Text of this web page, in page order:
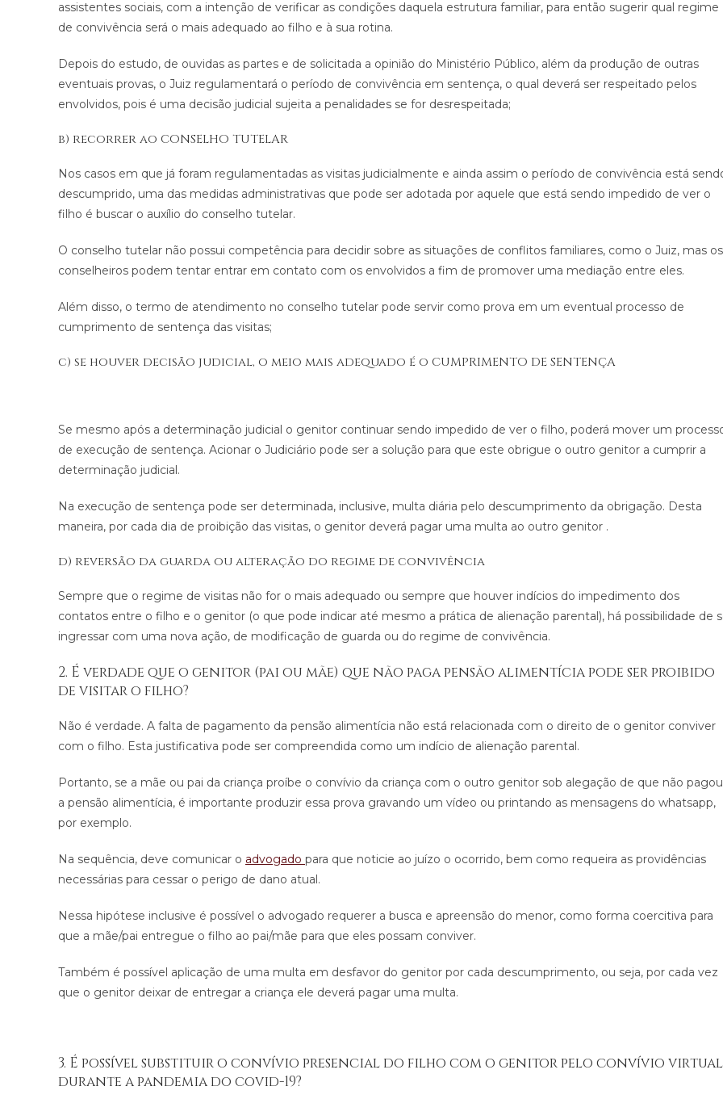
assistentes sociais, com a intenção de verificar as condições daquela estrutura familiar, para então sugerir qual regime
de convivência será o mais adequado ao filho e à sua rotina.
Depois do estudo, de ouvidas as partes e de solicitada a opinião do Ministério Público, além da produção de outras
eventuais provas, o Juiz regulamentará o período de convivência em sentença, o qual deverá ser respeitado pelos
envolvidos, pois é uma decisão judicial sujeita a penalidades se for desrespeitada;
b) recorrer ao CONSELHO TUTELAR
Nos casos em que já foram regulamentadas as visitas judicialmente e ainda assim o período de convivência está
descumprido, uma das medidas administrativas que pode ser adotada por aquele que está sendo impedido de ver o
filho é buscar o auxílio do conselho tutelar.
O conselho tutelar não possui competência para decidir sobre as situações de conflitos familiares, como o Juiz, mas os
conselheiros podem tentar entrar em contato com os envolvidos a fim de promover uma mediação entre eles.
Além disso, o termo de atendimento no conselho tutelar pode servir como prova em um eventual processo de
cumprimento de sentença das visitas;
c) se houver decisão judicial, o meio mais adequado é o CUMPRIMENTO DE SENTENÇA
Se mesmo após a determinação judicial o genitor continuar sendo impedido de ver o filho, poderá mover um
de execução de sentença. Acionar o Judiciário pode ser a solução para que este obrigue o outro genitor a cumprir a
determinação judicial.
Na execução de sentença pode ser determinada, inclusive, multa diária pelo descumprimento da obrigação. Desta
maneira, por cada dia de proibição das visitas, o genitor deverá pagar uma multa ao outro genitor .
d) reversão da guarda ou alteração do regime de convivência
Sempre que o regime de visitas não for o mais adequado ou sempre que houver indícios do impedimento dos
contatos entre o filho e o genitor (o que pode indicar até mesmo a prática de alienação parental), há possibilidade de
ingressar com uma nova ação, de modificação de guarda ou do regime de convivência.
2. É verdade que o genitor (pai ou mãe) que não paga pensão alimentícia pode ser proibido
de visitar o filho?
Não é verdade. A falta de pagamento da pensão alimentícia não está relacionada com o direito de o genitor conviver
com o filho. Esta justificativa pode ser compreendida como um indício de alienação parental.
Portanto, se a mãe ou pai da criança proíbe o convívio da criança com o outro genitor sob alegação de que não pagou
a pensão alimentícia, é importante produzir essa prova gravando um vídeo ou printando as mensagens do whatsapp,
por exemplo.
Na sequência, deve comunicar o advogado para que noticie ao juízo o ocorrido, bem como requeira as providências
necessárias para cessar o perigo de dano atual.
Nessa hipótese inclusive é possível o advogado requerer a busca e apreensão do menor, como forma coercitiva para
que a mãe/pai entregue o filho ao pai/mãe para que eles possam conviver.
Também é possível aplicação de uma multa em desfavor do genitor por cada descumprimento, ou seja, por cada vez
que o genitor deixar de entregar a criança ele deverá pagar uma multa.
3. É possível substituir o convívio presencial do filho com o genitor pelo convívio virtual
durante a pandemia do covid-19?